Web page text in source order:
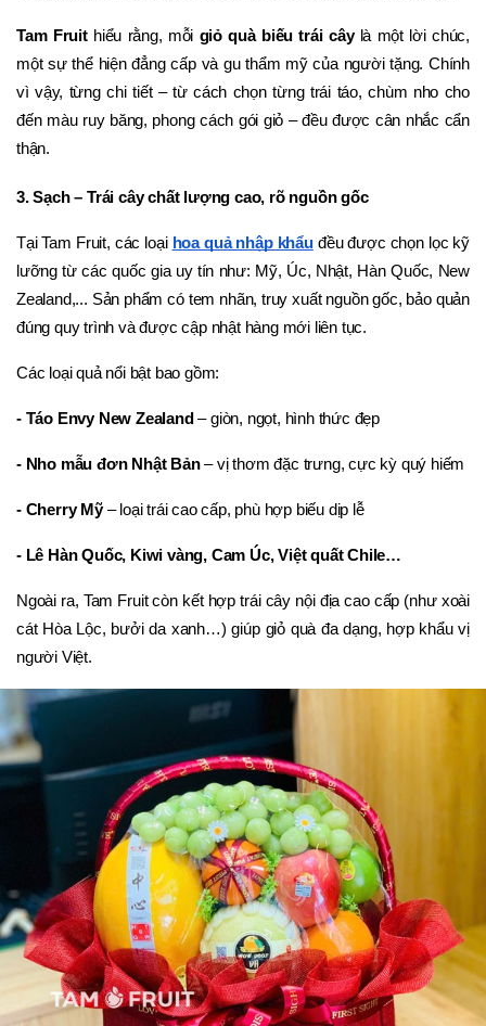
Tam Fruit hiểu rằng, mỗi giỏ quà biếu trái cây là một lời chúc,
một sự thể hiện đẳng cấp và gu thẩm mỹ của người tặng. Chính
vì vậy, từng chi tiết – từ cách chọn từng trái táo, chùm nho cho
đến màu ruy băng, phong cách gói giỏ – đều được cân nhắc cẩn
thận.
3. Sạch – Trái cây chất lượng cao, rõ nguồn gốc
Tại Tam Fruit, các loại hoa quả nhập khẩu đều được chọn lọc kỹ
lưỡng từ các quốc gia uy tín như: Mỹ, Úc, Nhật, Hàn Quốc, New
Zealand,... Sản phẩm có tem nhãn, truy xuất nguồn gốc, bảo quản
đúng quy trình và được cập nhật hàng mới liên tục.
Các loại quả nổi bật bao gồm:
- Táo Envy New Zealand – giòn, ngọt, hình thức đẹp
- Nho mẫu đơn Nhật Bản – vị thơm đặc trưng, cực kỳ quý hiếm
- Cherry Mỹ – loại trái cao cấp, phù hợp biếu dịp lễ
- Lê Hàn Quốc, Kiwi vàng, Cam Úc, Việt quất Chile…
Ngoài ra, Tam Fruit còn kết hợp trái cây nội địa cao cấp (như xoài
cát Hòa Lộc, bưởi da xanh…) giúp giỏ quà đa dạng, hợp khẩu vị
người Việt.